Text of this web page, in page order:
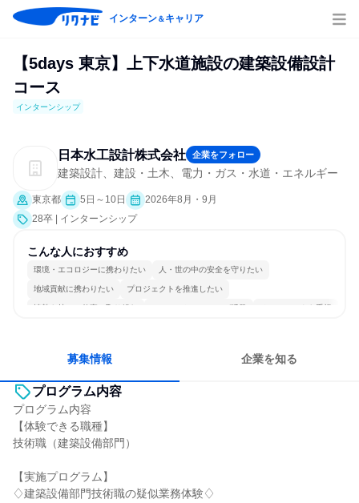
インターン＆キャリア
【5days 東京】上下水道施設の建築設備設計
コース
インターンシップ
日本水工設計株式会社 企業をフォロー
建築設計、建設・土木、電力・ガス・水道・エネルギー
東京都 5日～10日
2026年8月・9月
28卒 | インターンシップ
こんな人におすすめ
環境・エコロジーに携わりたい 人・世の中の安全を守りたい
地域貢献に携わりたい プロジェクトを推進したい
情熱を持って仕事に取り組む コミュニケーションが活発 チームワークを重視
募集情報 企業を知る
プログラム内容
プログラム内容
【体験できる職種】
技術職（建築設備部門）
【実施プログラム】
♢建築設備部門技術職の疑似業務体験♢